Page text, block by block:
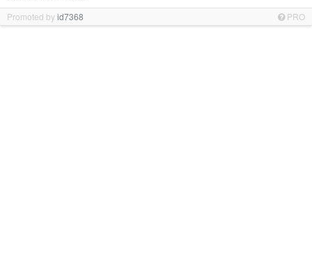
Promoted byid7368 PRO